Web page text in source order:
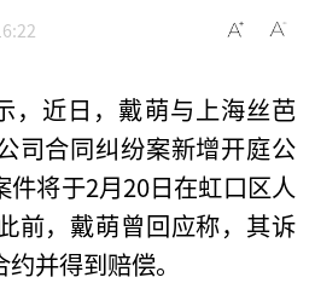
，近日，戴萌与上海丝芭
司合同纠纷案新增开庭公
件将于2月20日在虹口区人
前，戴萌曾回应称，其诉
并得到赔偿。